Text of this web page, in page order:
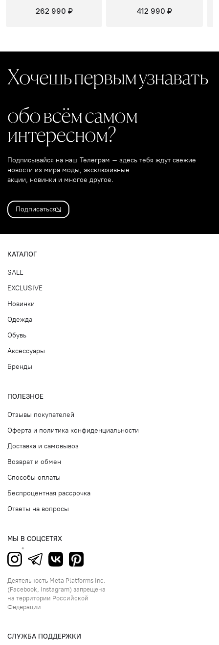
262 990 ₽ 412 990 ₽
Хочешь первым узнавать
обо всём самом
интересном?
Подписывайся на наш Телеграм – здесь тебя ждут свежие
новости из мира моды, эксклюзивные
акции, новинки и многое другое.
Подписаться
КАТАЛОГ
SALE
EXCLUSIVE
Новинки
Одежда
Обувь
Аксессуары
Бренды
ПОЛЕЗНОЕ
Отзывы покупателей
Оферта и политика конфиденциальности
Доставка и самовывоз
Возврат и обмен
Способы оплаты
Беспроцентная рассрочка
Ответы на вопросы
МЫ В СОЦСЕТЯХ
Деятельность Meta Platforms Inc.
(Facebook, Instagram) запрещена
на территории Российской
Федерации
СЛУЖБА ПОДДЕРЖКИ